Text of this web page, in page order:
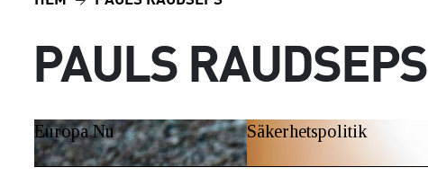
PAULS RAUDSEPS
Europa Nu Säkerhetspolitik